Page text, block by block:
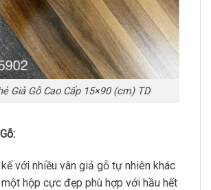
Giả Gỗ Cao Cấp 15×90 (cm) TD
với nhiều vân giả gỗ tự nhiên khác
hộp cực đẹp phù hợp với hầu hết